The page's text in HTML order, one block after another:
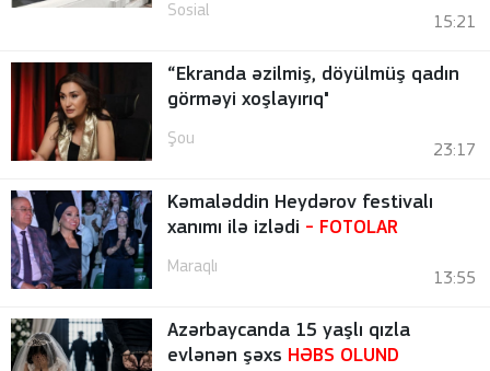
Sosial
15:21
“Ekranda əzilmiş, döyülmüş qadın
görməyi xoşlayırıq"
Şou
23:17
Kəmaləddin Heydərov festivalı
xanımı ilə izlədi - FOTOLAR
Maraqlı
13:55
Azərbaycanda 15 yaşlı qızla
evlənən şəxs HƏBS OLUND